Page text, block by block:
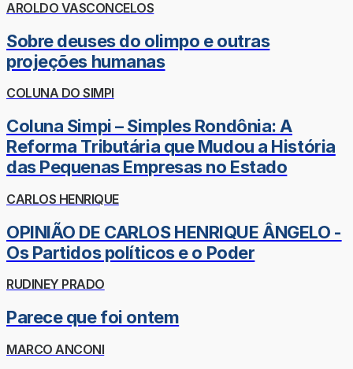
AROLDO VASCONCELOS
Sobre deuses do olimpo e outras
projeções humanas
COLUNA DO SIMPI
Coluna Simpi – Simples Rondônia: A
Reforma Tributária que Mudou a História
das Pequenas Empresas no Estado
CARLOS HENRIQUE
OPINIÃO DE CARLOS HENRIQUE ÂNGELO -
Os Partidos políticos e o Poder
RUDINEY PRADO
Parece que foi ontem
MARCO ANCONI